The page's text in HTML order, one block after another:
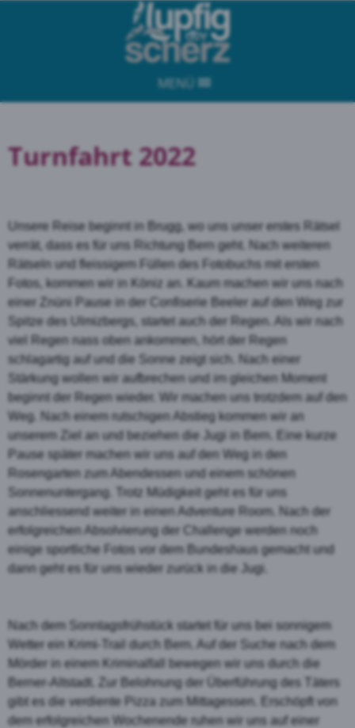
MENÜ
Turnfahrt 2022
Unsere Reise beginnt in Brugg, wo uns unser erstes Rätsel
verrät, dass es für uns Richtung Bern geht. Nach weiteren
Rätseln und fleissigem Füllen des Fotobuchs mit ersten
Fotos, kommen wir in Köniz an. Kaum machen wir uns nach
einer Znüni Pause in der Confiserie Beeler auf den Weg zur
Spitze des Ulmizbergs, startet auch der Regen. Als wir nach
viel Regen nass oben ankommen, hört der Regen
schlagartig auf und die Sonne zeigt sich. Nach einer
Stärkung wollen wir aufbrechen und im gleichen Moment
beginnt der Regen wieder. Wir machen uns trotzdem auf den
Weg. Nach einem rutschigen Abstieg kommen wir an
unserem Ziel an und beziehen die Jugi in Bern. Eine kurze
Pause später machen wir uns auf den Weg in den
Rosengarten zum Abendessen und einem schönen
Sonnenuntergang. Trotz Müdigkeit geht es für uns
anschliessend weiter in einen Adventure Room. Nach der
erfolgreichen Absolvierung der Challenge werden noch
einige sportliche Fotos vor dem Bundeshaus gemacht und
dann geht es für uns wieder zurück in die Jugi.
Nach dem Sonntagsfrühstück startet für uns bei sonnigem
Wetter ein Krimi-Trail durch Bern. Auf der Suche nach dem
Mörder in einem Kriminalfall bewegen wir uns durch die
Berner-Altstadt. Zur Belohnung der Überführung des Täters
gibt es die verdiente Pizza zum Mittagessen. Erschöpft von
dem erfolgreichen Wochenende ruhen wir uns auf einer